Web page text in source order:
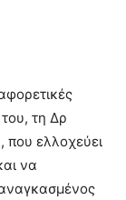
τη Δρ
που ελλοχεύει
να